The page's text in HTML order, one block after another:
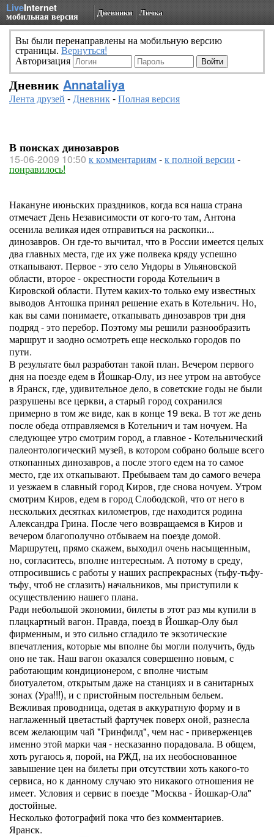
LiveInternet
мобильная версия Дневники Личка
Вы были перенаправлены на мобильную версию
страницы. Вернуться!
Авторизация
Дневник Annataliya
Лента друзей -Дневник-Полная версия
В поисках динозавров
15-06-2009 10:50 к комментариям-к полной версии -
понравилось!
Накануне июньских праздников, когда вся наша страна
отмечает День Независимости от кого-то там, Антона
осенила великая идея отправиться на раскопки...
динозавров. Он где-то вычитал, что в России имеется целых
два главных места, где их уже полвека кряду успешно
откапывают. Первое - это село Ундоры в Ульяновской
области, второе - окрестности города Котельнич в
Кировской области. Путем каких-то только ему известных
выводов Антошка принял решение ехать в Котельнич. Но,
как вы сами понимаете, откапывать динозавров три дня
подряд - это перебор. Поэтому мы решили разнообразить
маршрут и заодно осмотреть еще несколько городов по
пути.
В результате был разработан такой план. Вечером первого
дня на поезде едем в Йошкар-Олу, из нее утром на автобусе
в Яранск, где, удивительное дело, в советские годы не были
разрушены все церкви, а старый город сохранился
примерно в том же виде, как в конце 19 века. В тот же день
после обеда отправляемся в Котельнич и там ночуем. На
следующее утро смотрим город, а главное - Котельнический
палеонтологический музей, в котором собрано больше всего
откопанных динозавров, а после этого едем на то самое
место, где их откапывают. Пребываем там до самого вечера
и уезжаем в славный город Киров, где снова ночуем. Утром
смотрим Киров, едем в город Слободской, что от него в
нескольких десятках километров, где находится родина
Александра Грина. После чего возвращаемся в Киров и
вечером благополучно отбываем на поезде домой.
Маршрутец, прямо скажем, выходил очень насыщенным,
но, согласитесь, вполне интересным. А потому в среду,
отпросившись с работы у наших распрекрасных (тьфу-тьфу-
тьфу, чтоб не сглазить) начальников, мы приступили к
осуществлению нашего плана.
Ради небольшой экономии, билеты в этот раз мы купили в
плацкартный вагон. Правда, поезд в Йошкар-Олу был
фирменным, и это сильно сгладило те экзотические
впечатления, которые мы вполне бы могли получить, будь
оно не так. Наш вагон оказался совершенно новым, с
работающим кондиционером, с вполне чистым
биотуалетом, открытым даже на станциях и в санитарных
зонах (Ура!!!), и с пристойным постельным бельем.
Вежливая проводница, одетая в аккуратную форму и в
наглаженный цветастый фартучек поверх оной, разнесла
всем желающим чай "Гринфилд", чем нас - приверженцев
именно этой марки чая - несказанно порадовала. В общем,
хоть ругаюсь я, порой, на РЖД, на их необоснованное
завышение цен на билеты при отсутствии хоть какого-то
сервиса, но к данному случаю это никакого отношения не
имеет. Условия и сервис в поезде "Москва - Йошкар-Ола"
достойные.
Несколько фотографий пока что без комментариев.
Яранск.